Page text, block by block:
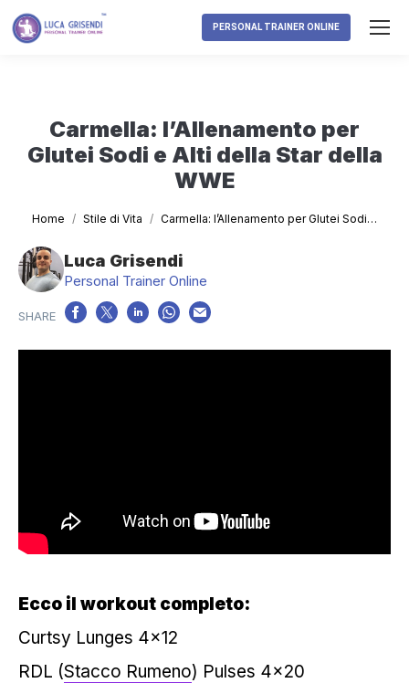
PERSONAL TRAINER ONLINE
Carmella: l’Allenamento per
Glutei Sodi e Alti della Star della
WWE
Tu sei qui:
Home Stile di Vita Carmella: l’Allenamento per Glutei Sodi…
Luca Grisendi
Personal Trainer Online
Ecco il workout completo:
Curtsy Lunges 4×12
RDL (Stacco Rumeno) Pulses 4×20